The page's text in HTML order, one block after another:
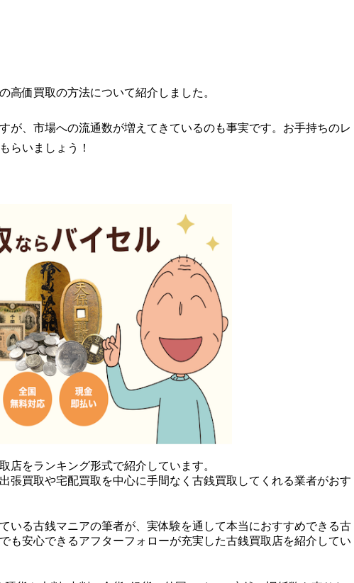
高価買取の方法について紹介しました。
が、市場への流通数が増えてきているのも事実です。お手持ちのレ
らいましょう！
店をランキング形式で紹介しています。
張買取や宅配買取を中心に手間なく古銭買取してくれる業者がおす
いる古銭マニアの筆者が、実体験を通して本当におすすめできる古
も安心できるアフターフォローが充実した古銭買取店を紹介してい